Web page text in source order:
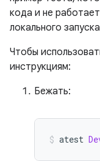
кода и не
локального
Чтобы
инструкциям:
Бежать:
atest